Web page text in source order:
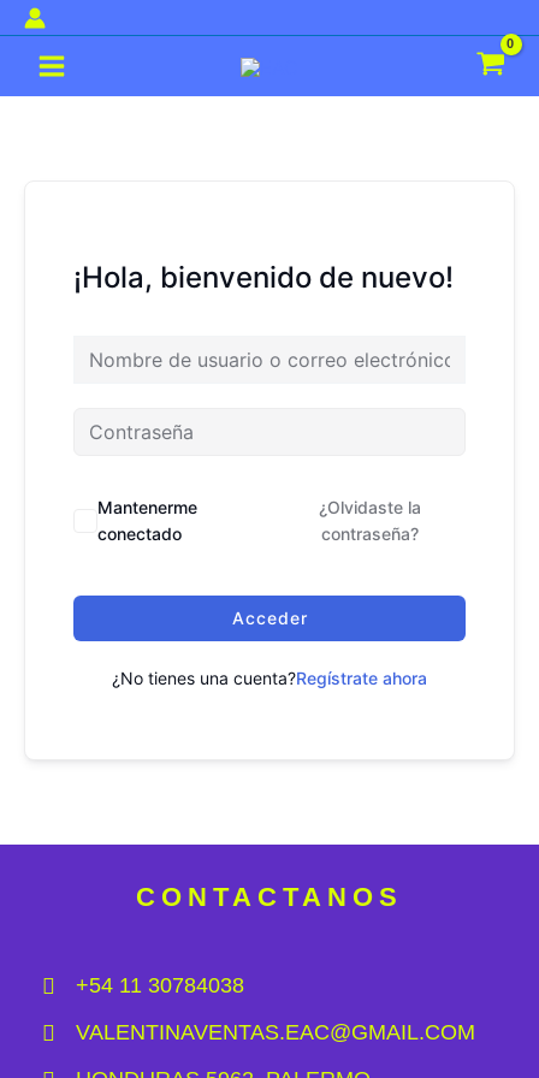
al
contenido
Main
¡Hola, bienvenido de nuevo!
Mantenerme
conectado
¿Olvidaste la
contraseña?
Acceder
¿No tienes una cuenta?Regístrate ahora
CONTACTANOS
+54 11 30784038
VALENTINAVENTAS.EAC@GMAIL.COM